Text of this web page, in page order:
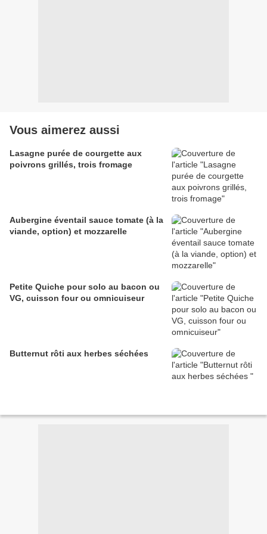
Vous aimerez aussi
Lasagne purée de courgette aux
poivrons grillés, trois fromage
Aubergine éventail sauce tomate (à la
viande, option) et mozzarelle
Petite Quiche pour solo au bacon ou
VG, cuisson four ou omnicuiseur
Butternut rôti aux herbes séchées